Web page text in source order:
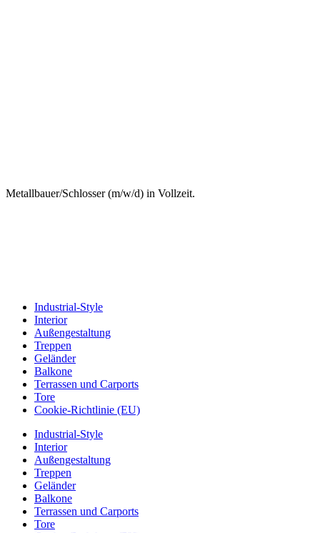
Metallbauer/Schlosser (m/w/d) in Vollzeit.
Industrial-Style
Interior
Außengestaltung
Treppen
Geländer
Balkone
Terrassen und Carports
Tore
Cookie-Richtlinie (EU)
Industrial-Style
Interior
Außengestaltung
Treppen
Geländer
Balkone
Terrassen und Carports
Tore